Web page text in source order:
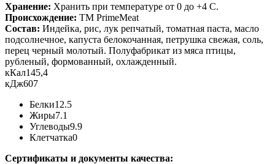
Хранение: Хранить при температуре от 0 до +4 С.
Происхождение: ТМ PrimeMeat
Состав: Индейка, рис, лук репчатый, томатная паста, масло
подсолнечное, капуста белокочанная, петрушка свежая, соль,
перец черный молотый. Полуфабрикат из мяса птицы,
рубленый, формованный, охлажденный.
кКал145,4
кДж607
Белки12.5
Жиры7.1
Углеводы9.9
Клетчатка0
Сертификаты и документы качества: